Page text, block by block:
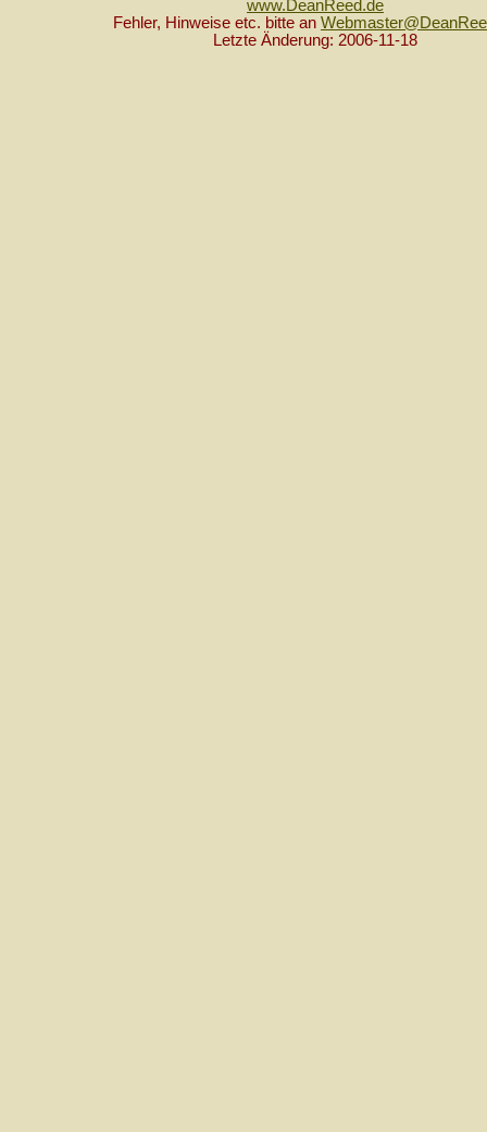
www.DeanReed.de
Fehler, Hinweise etc. bitte an
Letzte Änderung: 2006-11-18